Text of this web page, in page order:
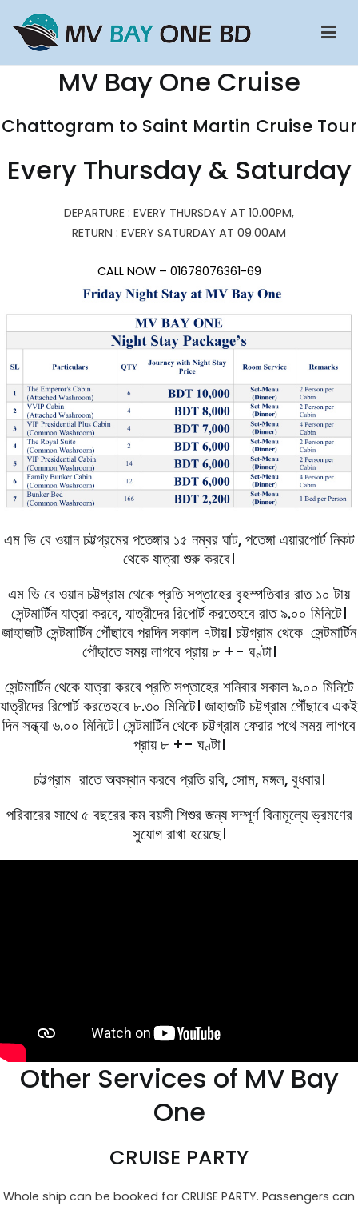
content
MV Bay One BD Cruise Ship
Chattogram To Saint Martin Cruise Ship | Saint Martin To
Chattogram Cruise Ship | Potegaon Cruise | Potegaon Beach To
MV Bay One Cruise
Chattogram to Saint Martin Cruise Tour
Every Thursday & Saturday
DEPARTURE : EVERY THURSDAY AT 10.00PM,
RETURN : EVERY SATURDAY AT 09.00AM
CALL NOW – 01678076361-69
এম ভি বে ওয়ান চট্টগ্রমের পতেঙ্গার ১৫ নম্বর ঘাট, পতেঙ্গা এয়ারপোর্ট নিকট
থেকে যাত্রা শুরু করবে।
এম ভি বে ওয়ান চট্টগ্রাম থেকে প্রতি সপ্তাহের বৃহস্পতিবার রাত ১০ টায়
সেন্টমার্টিন যাত্রা করবে, যাত্রীদের রিপোর্ট করতেহবে রাত ৯.০০ মিনিটে।
জাহাজটি সেন্টমার্টিন পৌঁছাবে পরদিন সকাল ৭টায়। চট্টগ্রাম থেকে সেন্টমার্টিন
পৌঁছাতে সময় লাগবে প্রায় ৮ +- ঘণ্টা।
সেন্টমার্টিন থেকে যাত্রা করবে প্রতি সপ্তাহের শনিবার সকাল ৯.০০ মিনিটে
যাত্রীদের রিপোর্ট করতেহবে ৮.৩০ মিনিটে। জাহাজটি চট্টগ্রাম পৌঁছাবে একই
দিন সন্ধ্যা ৬.০০ মিনিটে। সেন্টমার্টিন থেকে চট্টগ্রাম ফেরার পথে সময় লাগবে
প্রায় ৮ +- ঘণ্টা।
চট্টগ্রাম রাতে অবস্থান করবে প্রতি রবি, সােম, মঙ্গল, বুধবার।
পরিবারের সাথে ৫ বছরের কম বয়সী শিশুর জন্য সম্পূর্ণ বিনামূল্যে ভ্রমণের
সুযোগ রাখা হয়েছে।
Other Services of MV Bay
One
CRUISE PARTY
Whole ship can be booked for CRUISE PARTY. Passengers can